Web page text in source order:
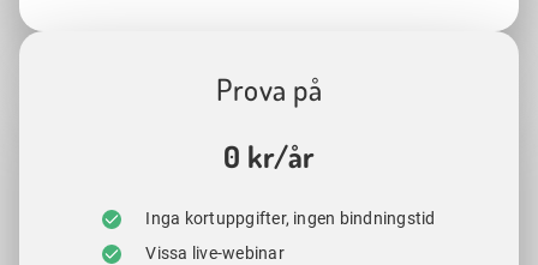
Prova på
0 kr/år
Inga kortuppgifter, ingen bindningstid
Vissa live-webinar